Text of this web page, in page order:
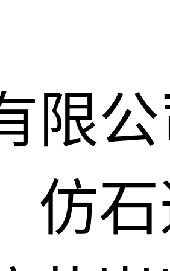
限公
仿